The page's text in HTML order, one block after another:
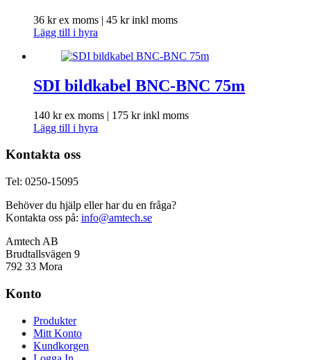
36 krex moms | 45 krinkl moms
Lägg till i hyra
SDI bildkabel BNC-BNC 75m
140 krex moms | 175 krinkl moms
Lägg till i hyra
Kontakta oss
Tel: 0250-15095
Behöver du hjälp eller har du en fråga?
Kontakta oss på: info@amtech.se
Amtech AB
Brudtallsvägen 9
792 33 Mora
Konto
Produkter
Mitt Konto
Kundkorgen